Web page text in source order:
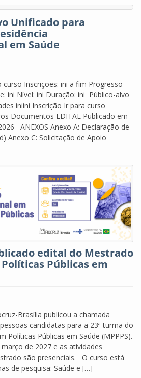
Unificado para
em Saúde
Inscrições: ini a fim Progresso
ini Nível: ini Duração: ini Público-alvo
iniini Inscrição Ir para curso
Documentos EDITAL Publicado em
ANEXOS Anexo A: Declaração de
Anexo C: Solicitação de Apoio
edital do Mestrado
Públicas em
Brasília publicou a chamada
candidatas para a 23ª turma do
Políticas Públicas em Saúde (MPPPS).
de 2027 e as atividades
são presenciais. O curso está
de pesquisa: Saúde e […]